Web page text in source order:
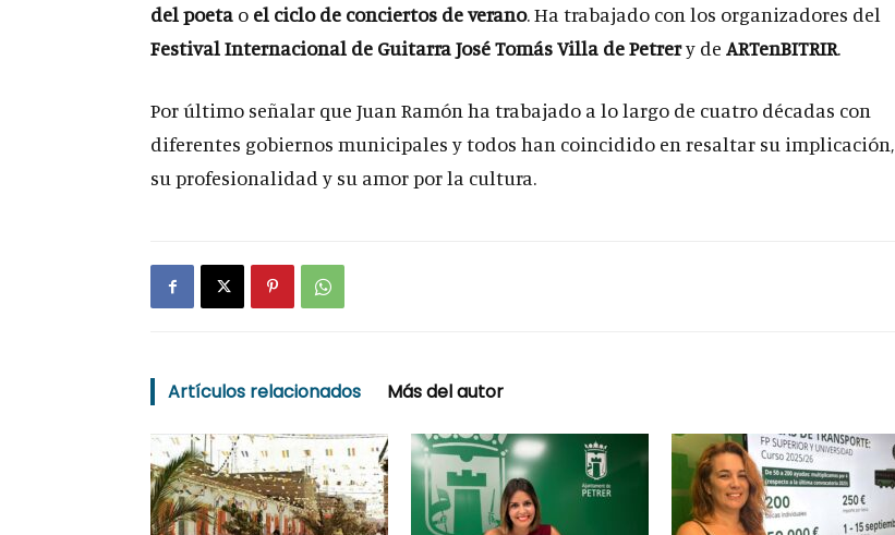
del poeta o el ciclo de conciertos de verano. Ha trabajado con los organizadores del
Festival Internacional de Guitarra José Tomás Villa de Petrery de ARTenBITRIR.
Por último señalar que Juan Ramón ha trabajado a lo largo de cuatro décadas con
diferentes gobiernos municipales y todos han coincidido en resaltar su implicación,
su profesionalidad y su amor por la cultura.
Artículos relacionados Más del autor